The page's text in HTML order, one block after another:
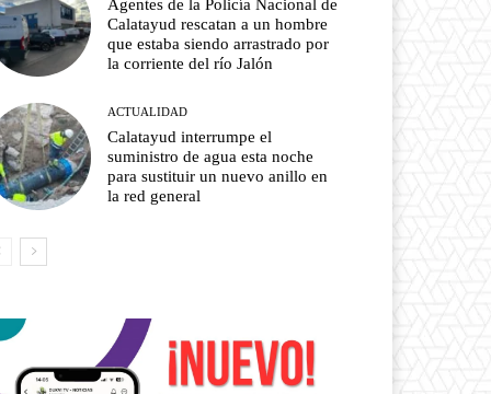
Agentes de la Policía Nacional de
Calatayud rescatan a un hombre
que estaba siendo arrastrado por
la corriente del río Jalón
ACTUALIDAD
Calatayud interrumpe el
suministro de agua esta noche
para sustituir un nuevo anillo en
la red general